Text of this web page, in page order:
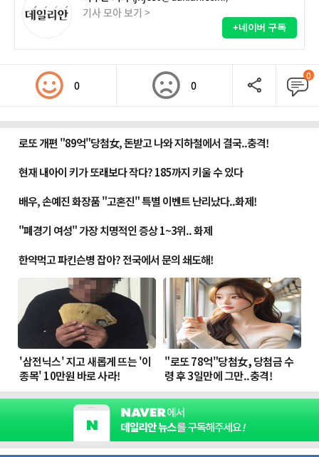
기사 모아 보기 >
+네이버 구독
0 0
0